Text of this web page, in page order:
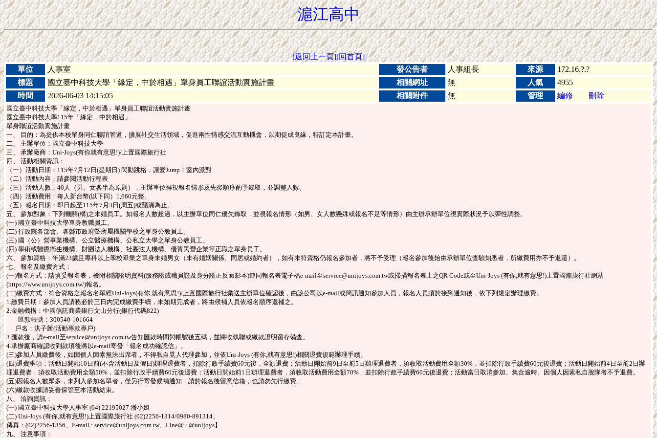
滬江高中
[返回上一頁][回首頁]
單位
人事室 發公告者 人事組長 來源
172.16.?.?
標題
國立臺中科技大學「緣定，中於相遇」單身員工聯誼活動實施計畫 相關網址 無 人氣
4955
時間
2026-06-03 14:15:05 相關附件 無 管理 編修 刪除
國立臺中科技大學「緣定，中於相遇」單身員工聯誼活動實施計畫
國立臺中科技大學115年「緣定，中於相遇」
單身聯誼活動實施計畫
一、 目的：為提供本校單身同仁聯誼管道，擴展社交生活領域，促進兩性情感交流互動機會，以期促成良緣，特訂定本計畫。
二、 主辦單位：國立臺中科技大學
三、 承辦廠商：Uni-Joys(有你就有意思!)/上置國際旅行社
四、 活動相關資訊：
（一）活動日期：115年7月12日(星期日) 閃動跳格，讓愛Jump！室內派對
（二）活動內容：請參閱活動行程表
（三）活動人數：40人（男、女各半為原則），主辦單位得視報名情形及先後順序酌予錄取，並調整人數。
（四）活動費用：每人新台幣(以下同）1,660元整。
（五）報名日期：即日起至115年7月3日(周五)或額滿為止。
五、 參加對象：下列機關(構)之未婚員工。如報名人數超過，以主辦單位同仁優先錄取，並視報名情形（如男、女人數懸殊或報名不足等情形）由主辦承辦單位視實際狀況予以彈性調整。
(一) 國立臺中科技大學單身教職員工。
(二) 行政院各部會、各縣市政府暨所屬機關學校之單身公教員工。
(三) 國（公）營事業機構、公立醫療機構、公私立大學之單身公教員工。
(四) 學術或醫療衛生機構、財團法人機構、社團法人機構、優質民營企業等正職之單身員工。
六、 參加資格：年滿23歲且專科以上學校畢業之單身未婚男女（未有婚姻關係、同居或婚約者），如有未符資格仍報名參加者，將不予受理（報名參加後始由承辦單位查驗知悉者，所繳費用亦不予退還）。
七、 報名及繳費方式：
(一)報名方式：請填妥報名表，檢附相關證明資料(服務證或職員證及身分證正反面影本)連同報名表電子檔e-mail至service@unijoys.com.tw或掃描報名表上之QR Code或至Uni-Joys (有你,就有意思!)上置國際旅行社網站
(https://www.unijoys.com.tw/)報名。
(二)繳費方式：符合資格之報名名單經Uni-Joys(有你,就有意思!)/上置國際旅行社彙送主辦單位確認後，由該公司以e-mail或簡訊通知參加人員，報名人員須於接到通知後，依下列規定辦理繳費。
1.繳費日期：參加人員請務必於三日內完成繳費手續，未如期完成者，將由候補人員依報名順序遞補之。
2.金融機構：中國信託商業銀行文山分行(銀行代碼822)
匯款帳號：300540-101664
戶名：洪子茜(活動專款專戶)
3.匯款後，請e-mail至service@unijoys.com.tw告知匯款時間與帳號後五碼，並將收執聯或繳款證明留存備查。
4.承辦廠商確認收到款項後將以e-mail寄發「報名成功確認信」。
(三)參加人員繳費後，如因個人因素無法出席者，不得私自覓人代理參加，並依Uni-Joys (有你,就有意思!)相關退費規範辦理手續。
(四)退費事項：活動日開始10日前(不含活動日及假日)辦理退費者，扣除行政手續費60元後，全額退費；活動日開始前9日至前5日辦理退費者，須收取活動費用全額30%，並扣除行政手續費60元後退費；活動日開始前4日至前2日辦
理退費者，須收取活動費用全額50%，並扣除行政手續費60元後退費；活動日開始前1日辦理退費者，須收取活動費用全額70%，並扣除行政手續費60元後退費；活動當日取消參加、集合逾時、因個人因素私自脫隊者不予退費。
(五)因報名人數眾多，未列入參加名單者，僅另行寄發候補通知，請於報名後留意信箱，也請勿先行繳費。
(六)繳款收據請妥善保管至本活動結束。
八、 洽詢資訊：
(一) 國立臺中科技大學人事室 (04) 22195027 潘小姐
(二) Uni-Joys (有你,就有意思!)上置國際旅行社 (02)2256-1314/0980-891314、
傳真：(02)2256-1356、E-mail : service@unijoys.com.tw、Line@ : @unijoys】
九、 注意事項：